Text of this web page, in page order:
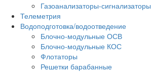
Газоанализаторы-сигнализаторы
Телеметрия
Водоподготовка/водоотведение
Блочно-модульные ОСВ
Блочно-модульные КОС
Флотаторы
Решетки барабанные